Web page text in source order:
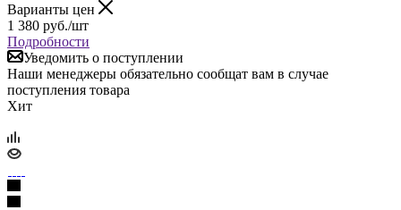
Варианты цен
1 380 руб./шт
Подробности
Уведомить о поступлении
Наши менеджеры обязательно сообщат вам в случае
поступления товара
Хит